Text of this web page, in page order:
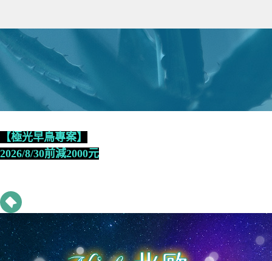
【極光早鳥專案】
2026/8/30前減2000元
極光玻璃屋
極光介紹
行程亮點